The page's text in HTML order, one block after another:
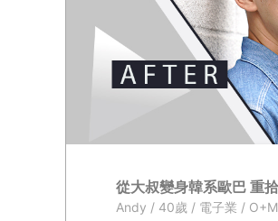
從大叔變身韓系歐巴 重
Andy / 40歲 / 電子業 /